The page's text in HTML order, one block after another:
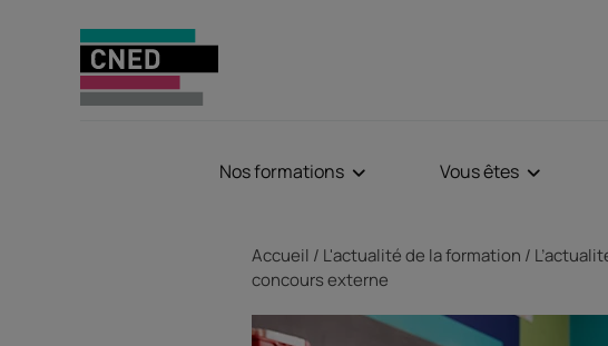
Nos formations Vous êtes
Accueil L'actualité de la formation
concours externe